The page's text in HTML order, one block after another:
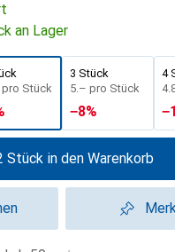
an Lager
pro Stück
3 Stück
CHF
5.– pro Stück
−8%
4
−
Stück in den Warenkorb